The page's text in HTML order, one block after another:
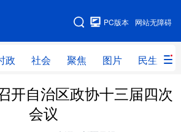
网站无障碍
PC版本
政 社会 聚焦 图片 民生
网站地图
时政 社会 聚焦
开自治区政协十三届四次
会议